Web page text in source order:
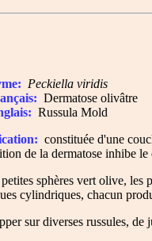
Peckiella viridis
Dermatose olivâtre
Russula Mold
constituée d'une
de la dermatose inhibe le
sphères vert olive,
cylindriques, chacun
sur diverses russules, de